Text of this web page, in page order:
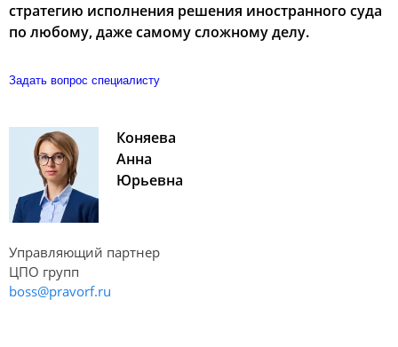
стратегию исполнения решения иностранного суда
по любому, даже самому сложному делу.
Задать вопрос специалисту
Коняева
Анна
Юрьевна
Управляющий партнер
ЦПО групп
boss@pravorf.ru